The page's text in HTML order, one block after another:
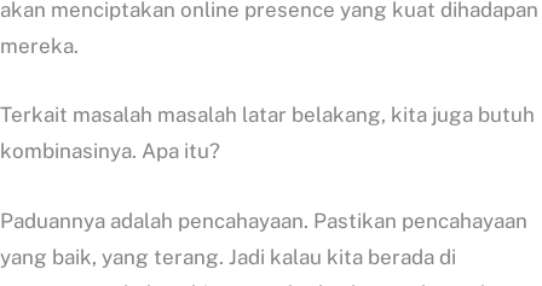
akan menciptakan online presence yang kuat dihadapan
mereka.
Terkait masalah masalah latar belakang, kita juga butuh
kombinasinya. Apa itu?
Paduannya adalah pencahayaan. Pastikan pencahayaan
yang baik, yang terang. Jadi kalau kita berada di